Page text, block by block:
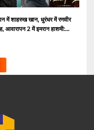
में शाहरुख खान, धुरंधर में रणवीर
आवारापन 2 में इमरान हाशमी:...